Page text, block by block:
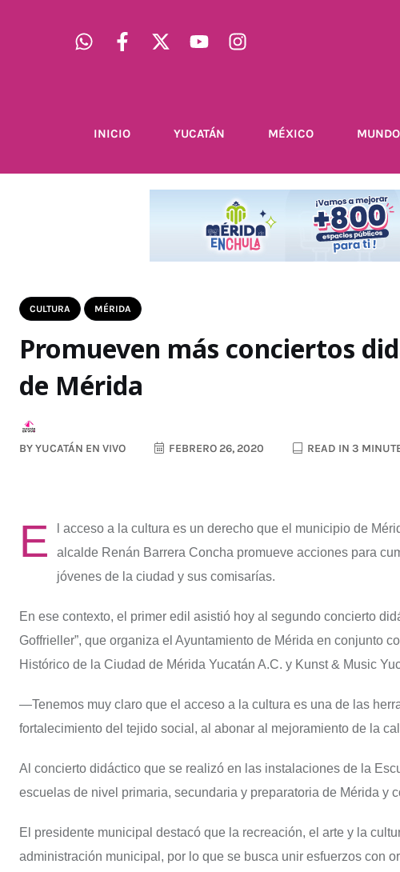
INICIO YUCATÁN MÉXICO MUNDO
CULTURA MÉRIDA
Promueven más conciertos
de Mérida
BYYUCATÁN EN VIVO FEBRERO 26, 2020 READ IN 3
E
l acceso a la cultura es un derecho que el municipio de
alcalde Renán Barrera Concha promueve acciones para
jóvenes de la ciudad y sus comisarías.
En ese contexto, el primer edil asistió hoy al segundo concierto
Goffrieller”, que organiza el Ayuntamiento de Mérida en conjunto
Histórico de la Ciudad de Mérida Yucatán A.C. y Kunst & Music
—Tenemos muy claro que el acceso a la cultura es una de las
fortalecimiento del tejido social, al abonar al mejoramiento de la
Al concierto didáctico que se realizó en las instalaciones de la
escuelas de nivel primaria, secundaria y preparatoria de Mérida y
El presidente municipal destacó que la recreación, el arte y la
administración municipal, por lo que se busca unir esfuerzos con